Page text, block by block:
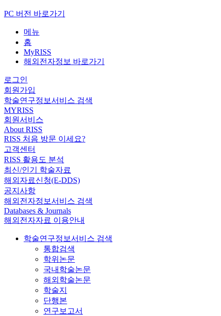
PC 버전 바로가기
메뉴
홈
MyRISS
해외전자정보 바로가기
로그인
회원가입
학술연구정보서비스 검색
MYRISS
회원서비스
About RISS
RISS 처음 방문 이세요?
고객센터
RISS 활용도 분석
최신/인기 학술자료
해외자료신청(E-DDS)
공지사항
해외전자정보서비스 검색
Databases & Journals
해외전자자료 이용안내
학술연구정보서비스 검색
통합검색
학위논문
국내학술논문
해외학술논문
학술지
단행본
연구보고서